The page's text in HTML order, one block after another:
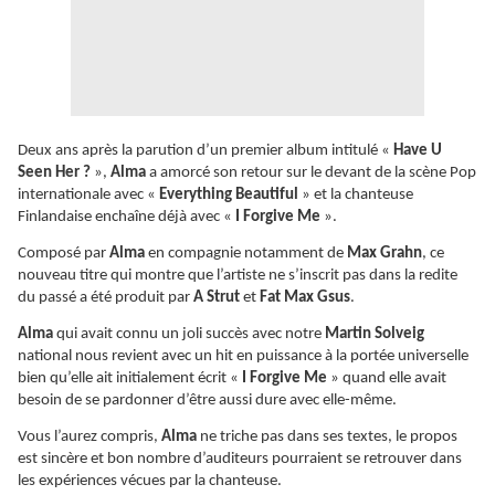
Deux ans après la parution d’un premier album intitulé « Have U
Seen Her ? », Alma a amorcé son retour sur le devant de la scène Pop
internationale avec « Everything Beautiful » et la chanteuse
Finlandaise enchaîne déjà avec « I Forgive Me ».
Composé par Alma en compagnie notamment de Max Grahn, ce
nouveau titre qui montre que l’artiste ne s’inscrit pas dans la redite
du passé a été produit par A Strut et Fat Max Gsus.
Alma qui avait connu un joli succès avec notre Martin Solveig
national nous revient avec un hit en puissance à la portée universelle
bien qu’elle ait initialement écrit « I Forgive Me » quand elle avait
besoin de se pardonner d’être aussi dure avec elle-même.
Vous l’aurez compris, Alma ne triche pas dans ses textes, le propos
est sincère et bon nombre d’auditeurs pourraient se retrouver dans
les expériences vécues par la chanteuse.